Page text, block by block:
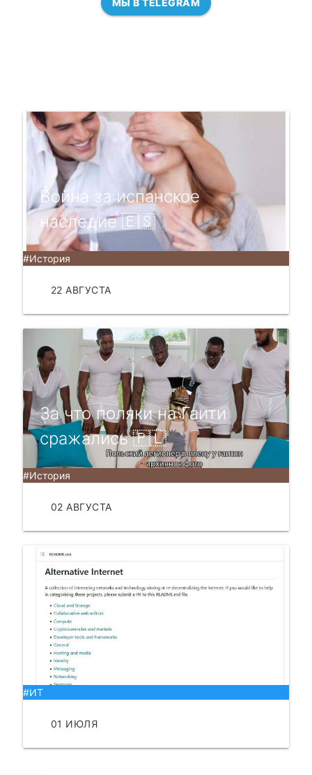
МЫ В TELEGRAM
Война за испанское
наследие 🇪🇸
#История
22 АВГУСТА
За что поляки на Гаити
сражались 🇵🇱
#История
02 АВГУСТА
#ИТ
01 ИЮЛЯ